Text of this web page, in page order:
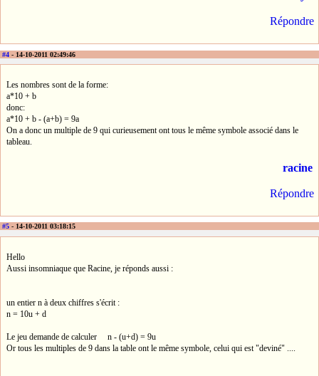
Répondre
#4 - 14-10-2011 02:49:46
Les nombres sont de la forme:
a*10 + b
donc:
a*10 + b - (a+b) = 9a
On a donc un multiple de 9 qui curieusement ont tous le même symbole associé dans le
tableau.
racine
Répondre
#5 - 14-10-2011 03:18:15
Hello
Aussi insomniaque que Racine, je réponds aussi :
un entier n à deux chiffres s'écrit :
n = 10u + d
Le jeu demande de calculer n - (u+d) = 9u
Or tous les multiples de 9 dans la table ont le même symbole, celui qui est "deviné" ....